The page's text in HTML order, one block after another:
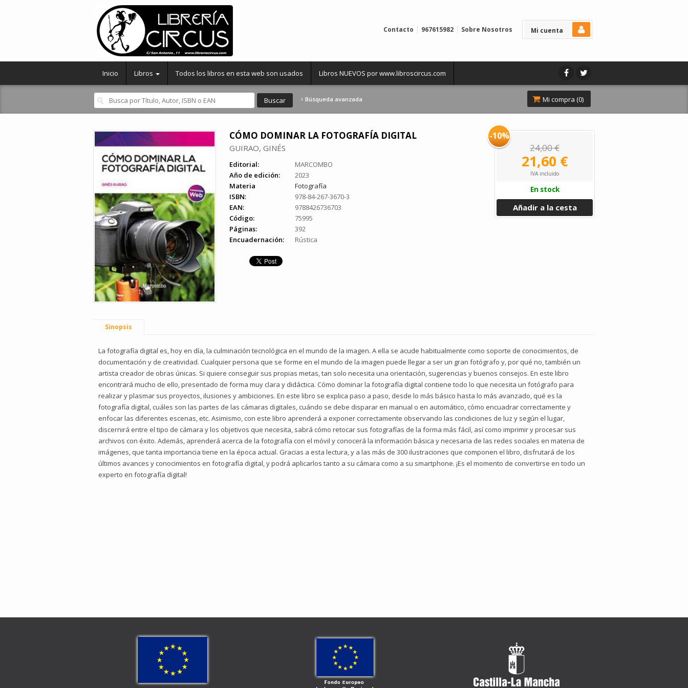
Mi cuenta
Contacto 967615982 Sobre Nosotros
Inicio Libros Todos los libros en esta web son usados Libros NUEVOS por www.libroscircus.com
Búsqueda avanzada Mi compra (0)
CÓMO DOMINAR LA FOTOGRAFÍA DIGITAL
GUIRAO, GINÉS
Editorial:
MARCOMBO
Año de edición:
2023
Materia
Fotografía
ISBN:
978-84-267-3670-3
EAN:
9788426736703
Código:
75995
Páginas:
392
Encuadernación:
Rústica
-10%
24,00 €
21,60 €
IVA incluido
En stock
Añadir a la cesta
Sinopsis
La fotografía digital es, hoy en día, la culminación tecnológica en el mundo de la imagen. A ella se acude habitualmente como soporte de conocimientos, de
documentación y de creatividad. Cualquier persona que se forme en el mundo de la imagen puede llegar a ser un gran fotógrafo y, por qué no, también un
artista creador de obras únicas. Si quiere conseguir sus propias metas, tan solo necesita una orientación, sugerencias y buenos consejos. En este libro
encontrará mucho de ello, presentado de forma muy clara y didáctica. Cómo dominar la fotografía digital contiene todo lo que necesita un fotógrafo para
realizar y plasmar sus proyectos, ilusiones y ambiciones. En este libro se explica paso a paso, desde lo más básico hasta lo más avanzado, qué es la
fotografía digital, cuáles son las partes de las cámaras digitales, cuándo se debe disparar en manual o en automático, cómo encuadrar correctamente y
enfocar las diferentes escenas, etc. Asimismo, con este libro aprenderá a exponer correctamente observando las condiciones de luz y según el lugar,
discernirá entre el tipo de cámara y los objetivos que necesita, sabrá cómo retocar sus fotografías de la forma más fácil, así como imprimir y procesar sus
archivos con éxito. Además, aprenderá acerca de la fotografía con el móvil y conocerá la información básica y necesaria de las redes sociales en materia de
imágenes, que tanta importancia tiene en la época actual. Gracias a esta lectura, y a las más de 300 ilustraciones que componen el libro, disfrutará de los
últimos avances y conocimientos en fotografía digital, y podrá aplicarlos tanto a su cámara como a su smartphone. ¡Es el momento de convertirse en todo un
experto en fotografía digital!